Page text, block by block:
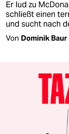
Er lud zu
schließt einen
und sucht nach
Von Dominik Baur